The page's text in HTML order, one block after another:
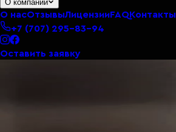
О компании
О насОтзывыЛицензииFAQКонтакты
+7 (707) 295-83-94
Оставить заявку